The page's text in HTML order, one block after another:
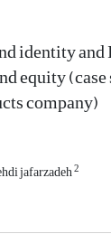
identity
equity
company)
jafarzadeh2